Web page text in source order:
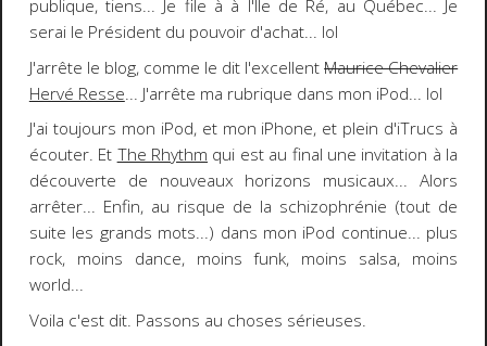
publique, tiens... Je file à à l'Ile de Ré, au Québec... Je
serai le Président du pouvoir d'achat... lol
J'arrête le blog, comme le dit l'excellentMaurice Chevalier
Hervé Resse... J'arrête ma rubrique dans mon iPod... lol
J'ai toujours mon iPod, et mon iPhone, et plein d'iTrucs à
écouter. Et The Rhythm qui est au final une invitation à la
découverte de nouveaux horizons musicaux... Alors
arrêter... Enfin, au risque de la schizophrénie (tout de
suite les grands mots...) dans mon iPod continue... plus
rock, moins dance, moins funk, moins salsa, moins
world...
Voila c'est dit. Passons au choses sérieuses.